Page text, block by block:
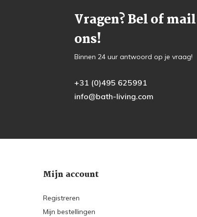
Vragen? Bel of mail
ons!
Binnen 24 uur antwoord op je vraag!
+31 (0)495 625991
info@bath-living.com
Mijn account
Registreren
Mijn bestellingen